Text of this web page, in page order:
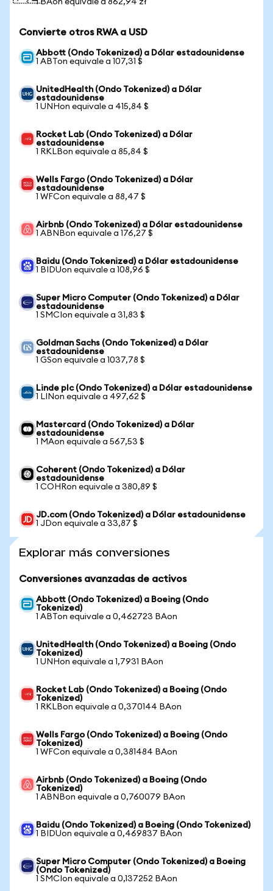
1 BAon equivale a 862,94 zł
Convierte otros RWA a USD
Abbott (Ondo Tokenized) a Dólar estadounidense
1 ABTon equivale a 107,31 $
UnitedHealth (Ondo Tokenized) a Dólar
estadounidense
1 UNHon equivale a 415,84 $
Rocket Lab (Ondo Tokenized) a Dólar
estadounidense
1 RKLBon equivale a 85,84 $
Wells Fargo (Ondo Tokenized) a Dólar
estadounidense
1 WFCon equivale a 88,47 $
Airbnb (Ondo Tokenized) a Dólar estadounidense
1 ABNBon equivale a 176,27 $
Baidu (Ondo Tokenized) a Dólar estadounidense
1 BIDUon equivale a 108,96 $
Super Micro Computer (Ondo Tokenized) a Dólar
estadounidense
1 SMCIon equivale a 31,83 $
Goldman Sachs (Ondo Tokenized) a Dólar
estadounidense
1 GSon equivale a 1037,78 $
Linde plc (Ondo Tokenized) a Dólar estadounidense
1 LINon equivale a 497,62 $
Mastercard (Ondo Tokenized) a Dólar
estadounidense
1 MAon equivale a 567,53 $
Coherent (Ondo Tokenized) a Dólar
estadounidense
1 COHRon equivale a 380,89 $
JD.com (Ondo Tokenized) a Dólar estadounidense
1 JDon equivale a 33,87 $
Explorar más conversiones
Conversiones avanzadas de activos
Abbott (Ondo Tokenized) a Boeing (Ondo
Tokenized)
1 ABTon equivale a 0,462723 BAon
UnitedHealth (Ondo Tokenized) a Boeing (Ondo
Tokenized)
1 UNHon equivale a 1,7931 BAon
Rocket Lab (Ondo Tokenized) a Boeing (Ondo
Tokenized)
1 RKLBon equivale a 0,370144 BAon
Wells Fargo (Ondo Tokenized) a Boeing (Ondo
Tokenized)
1 WFCon equivale a 0,381484 BAon
Airbnb (Ondo Tokenized) a Boeing (Ondo
Tokenized)
1 ABNBon equivale a 0,760079 BAon
Baidu (Ondo Tokenized) a Boeing (Ondo Tokenized)
1 BIDUon equivale a 0,469837 BAon
Super Micro Computer (Ondo Tokenized) a Boeing
(Ondo Tokenized)
1 SMCIon equivale a 0,137252 BAon